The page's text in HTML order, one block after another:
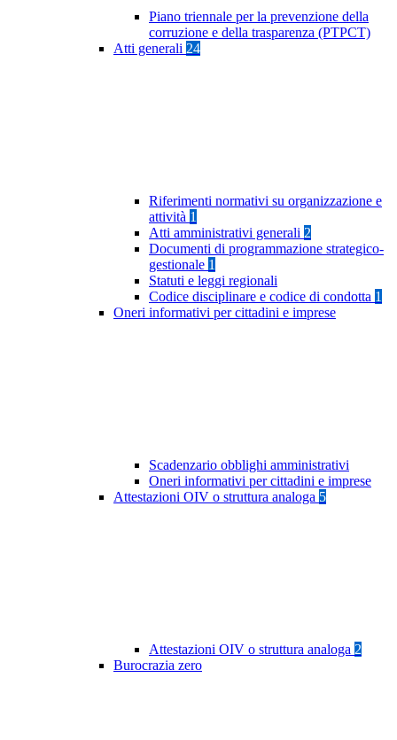
Piano triennale per la prevenzione della
corruzione e della trasparenza (PTPCT)
Atti generali 24
Riferimenti normativi su organizzazione e
attività 1
Atti amministrativi generali 2
Documenti di programmazione strategico-
gestionale 1
Statuti e leggi regionali
Codice disciplinare e codice di condotta 1
Oneri informativi per cittadini e imprese
Scadenzario obblighi amministrativi
Oneri informativi per cittadini e imprese
Attestazioni OIV o struttura analoga 5
Attestazioni OIV o struttura analoga 2
Burocrazia zero